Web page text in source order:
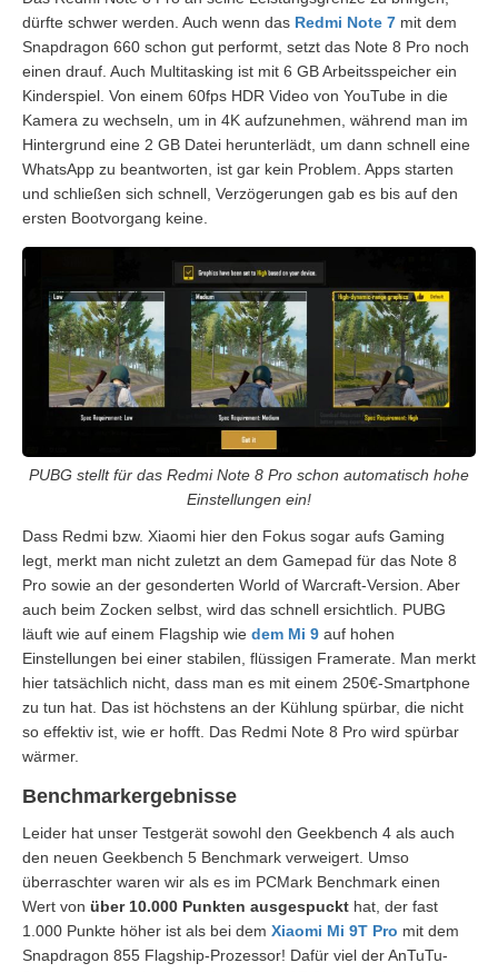
dürfte schwer werden. Auch wenn das Redmi Note 7 mit dem
Snapdragon 660 schon gut performt, setzt das Note 8 Pro noch
einen drauf. Auch Multitasking ist mit 6 GB Arbeitsspeicher ein
Kinderspiel. Von einem 60fps HDR Video von YouTube in die
Kamera zu wechseln, um in 4K aufzunehmen, während man im
Hintergrund eine 2 GB Datei herunterlädt, um dann schnell eine
WhatsApp zu beantworten, ist gar kein Problem. Apps starten
und schließen sich schnell, Verzögerungen gab es bis auf den
ersten Bootvorgang keine.
PUBG stellt für das Redmi Note 8 Pro schon automatisch hohe
Einstellungen ein!
Dass Redmi bzw. Xiaomi hier den Fokus sogar aufs Gaming
legt, merkt man nicht zuletzt an dem Gamepad für das Note 8
Pro sowie an der gesonderten World of Warcraft-Version. Aber
auch beim Zocken selbst, wird das schnell ersichtlich. PUBG
läuft wie auf einem Flagship wie dem Mi 9 auf hohen
Einstellungen bei einer stabilen, flüssigen Framerate. Man merkt
hier tatsächlich nicht, dass man es mit einem 250€-Smartphone
zu tun hat. Das ist höchstens an der Kühlung spürbar, die nicht
so effektiv ist, wie er hofft. Das Redmi Note 8 Pro wird spürbar
wärmer.
Benchmarkergebnisse
Leider hat unser Testgerät sowohl den Geekbench 4 als auch
den neuen Geekbench 5 Benchmark verweigert. Umso
überraschter waren wir als es im PCMark Benchmark einen
Wert von über 10.000 Punkten ausgespuckt hat, der fast
1.000 Punkte höher ist als bei dem Xiaomi Mi 9T Pro mit dem
Snapdragon 855 Flagship-Prozessor! Dafür viel der AnTuTu-